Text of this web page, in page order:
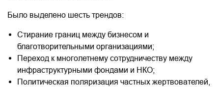
Было выделено шесть трендов:
Стирание границ между бизнесом и
благотворительными организациями;
Переход к многолетнему сотрудничеству между
инфраструктурными фондами и НКО;
Политическая поляризация частных жертвователей,